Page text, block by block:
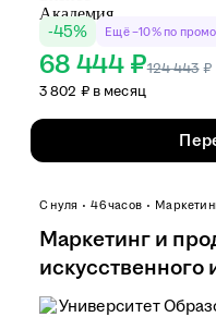
-45% Ещё −10% по
68 444 ₽124 443 ₽
3 802 ₽ в месяц
С нуля 46 часов
Маркетинг и
искусственного
Университет